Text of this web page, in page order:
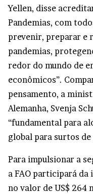
Yellen, disse
Pandemias, com
prevenir, preparar e
pandemias,
redor do mundo de
econômicos”.
pensamento, a
Alemanha, Svenja
“fundamental para
global para surtos de
Para impulsionar a
a FAO participará
no valor de US$ 264